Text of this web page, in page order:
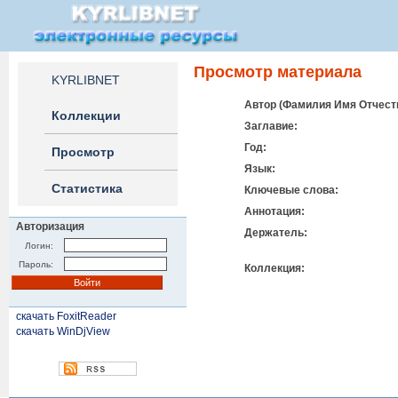
KYRLIBNET
Коллекции
Просмотр
Статистика
Авторизация
Логин:
Пароль:
скачать FoxitReader
скачать WinDjView
Просмотр материала
Автор (Фамилия Имя
Заглавие:
Год:
Язык:
Ключевые слова:
Аннотация:
Держатель:
Коллекция: